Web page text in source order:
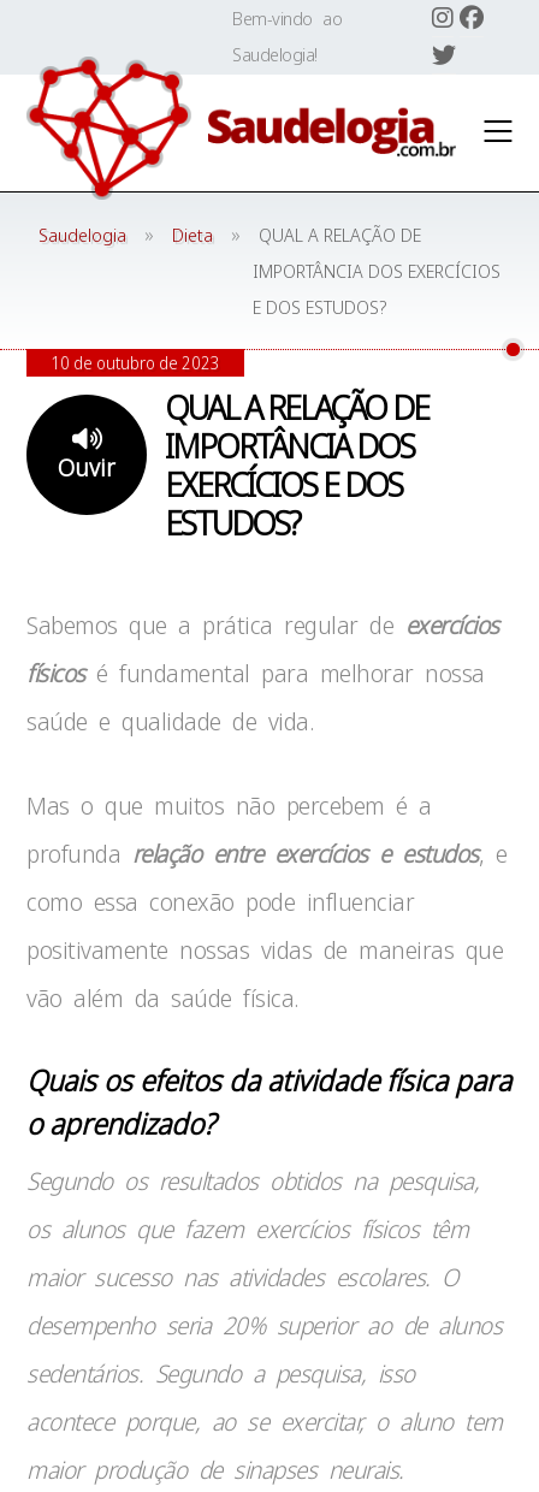
content
Bem-vindo ao
Saudelogia!
Saudelogia » Dieta »
QUAL A RELAÇÃO DE
IMPORTÂNCIA DOS EXERCÍCIOS
E DOS ESTUDOS?
QUAL A RELAÇÃO DE
IMPORTÂNCIA DOS
EXERCÍCIOS E DOS
ESTUDOS?
Ouvir
10 de outubro de 2023
Sabemos que a prática regular de exercícios
físicosé fundamental para melhorar nossa
saúde e qualidade de vida.
Mas o que muitos não percebem é a
profunda relação entre exercícios e estudos, e
como essa conexão pode influenciar
positivamente nossas vidas de maneiras que
vão além da saúde física.
Quais os efeitos da atividade física para
o aprendizado?
Segundo os resultados obtidos na pesquisa,
os alunos que fazem exercícios físicos têm
maior sucesso nas atividades escolares. O
desempenho seria 20% superior ao de alunos
sedentários. Segundo a pesquisa, isso
acontece porque, ao se exercitar, o aluno tem
maior produção de sinapses neurais.